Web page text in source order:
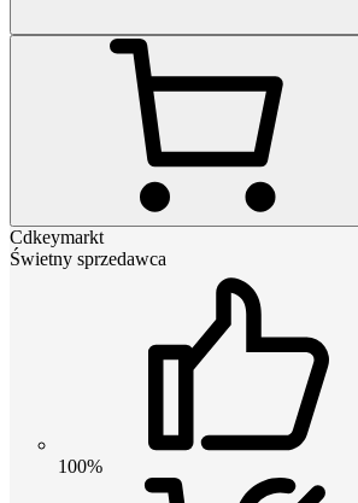
Cdkeymarkt
Świetny sprzedawca
100%